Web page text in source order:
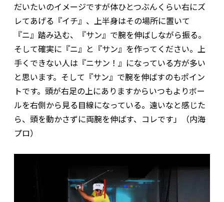
だいたいのイメージですが体ひとつぶんくらい右にズ
レてあげる『イチ』、上半身はその場所に置いて
『ニ』踏み込む、『サン』で腕を伸ばしながら振る。
そして確実に『ニ』と『サン』を作ってください。上
手くできない人は『ニサン！』になっている方が多い
と思います。そして『サン』で腕を伸ばすのもポイン
トです。頭が右足の上にありますからいつもよりボー
ルを右側から見る目線になっている。遠いなと感じた
ら、頭を動かさずに両腕を伸ばす、コレです」（内海
プロ）